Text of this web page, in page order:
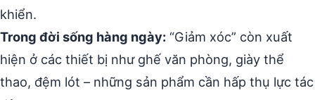
khiển.
Trong đời sống hàng ngày: “Giảm xóc” còn xuất
hiện ở các thiết bị như ghế văn phòng, giày thể
thao, đệm lót – những sản phẩm cần hấp thụ lực tác